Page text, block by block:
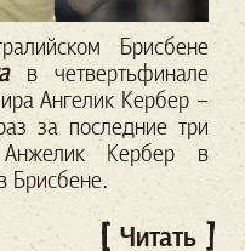
Брисбене
в четвертьфинале
Ангелик Кербер –
за последние три
Кербер в
Брисбене.
Читать